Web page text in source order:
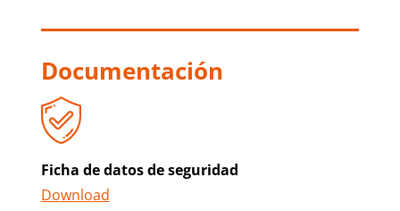
Documentación
Ficha de datos de seguridad
Download